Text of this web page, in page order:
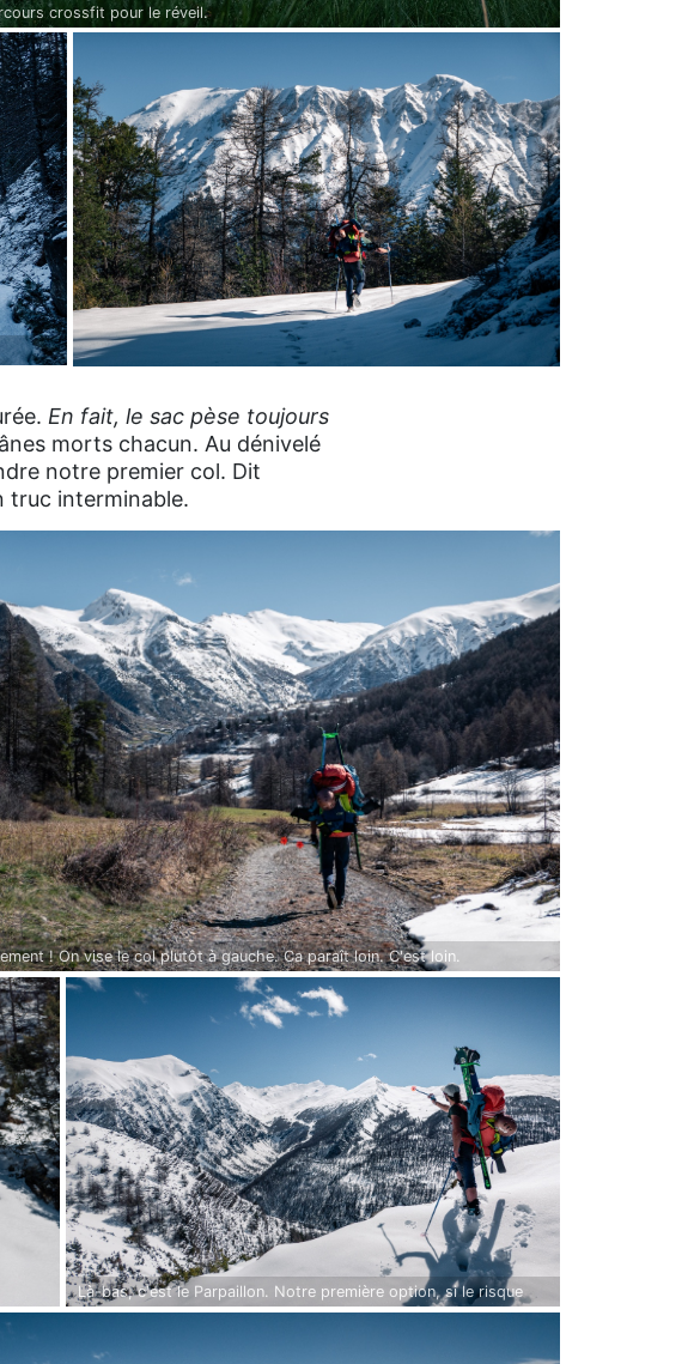
crossfit pour le réveil.
En fait, le sac pèse toujours
morts chacun. Au dénivelé
notre premier col. Dit
truc interminable.
! On vise le col plutôt à gauche. Ca paraît loin. C'est loin.
Là-bas, c'est le Parpaillon. Notre première option, si le risque
d'avalanche n'était pas aussi élevé.